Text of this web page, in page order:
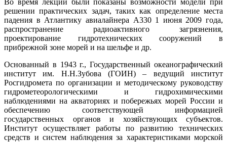
решении практических задач, таких как определение места
падения в Атлантику авиалайнера A330 1 июня 2009 года,
распространение радиоактивного загрязнения,
проектирование гидротехнических сооружений в
прибрежной зоне морей и на шельфе и др.
Основанный в 1943 г., Государственный океанографический
институт им. Н.Н.Зубова (ГОИН) – ведущий институт
Росгидромета по организации и методическому руководству
гидрометеорологическими и гидрохимическими
наблюдениями на акваториях и побережьях морей России и
обеспечению соответствующей информацией
государственных органов и хозяйствующих субъектов.
Институт осуществляет работы по развитию технических
средств и систем наблюдения за характеристиками морской